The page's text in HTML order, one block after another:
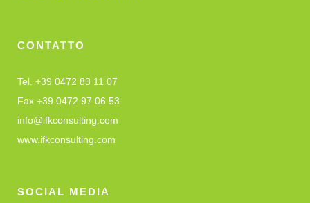
CONTATTO
Tel. +39 0472 83 11 07
Fax +39 0472 97 06 53
info@ifkconsulting.com
www.ifkconsulting.com
SOCIAL MEDIA